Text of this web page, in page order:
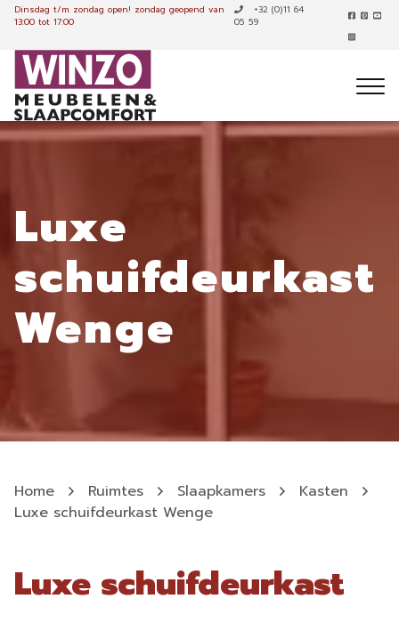
Dinsdag t/m zondag open! zondag geopend van
13:00 tot 17:00
+32 (0)11 64
05 59
Luxe
schuifdeurkast
Wenge
Home Ruimtes Slaapkamers
Kasten
Luxe schuifdeurkast Wenge
Luxe schuifdeurkast